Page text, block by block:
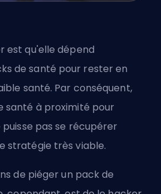
est qu'elle dépend
de santé pour rester en
santé. Par conséquent,
santé à proximité pour
pas se récupérer
stratégie très viable.
de piéger un pack de